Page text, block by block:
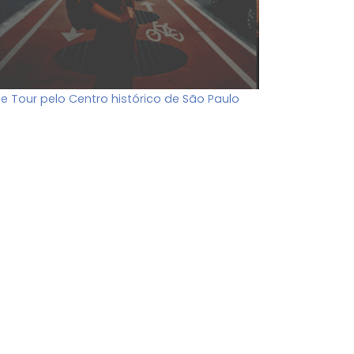
Tour pelo Centro histórico de São Paulo